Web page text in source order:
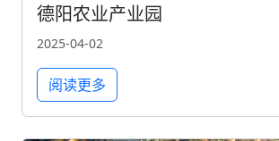
德阳农业产业园
2025-04-02
阅读更多